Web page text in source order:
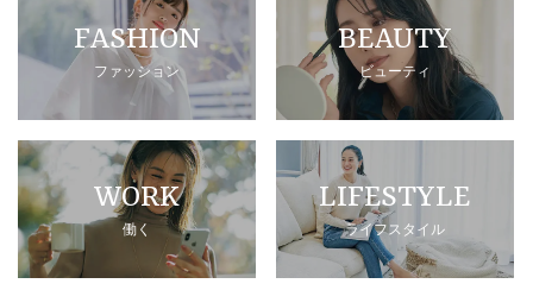
FASHION
ファッション
BEAUTY
ビューティ
WORK
働く
LIFESTYLE
ライフスタイル